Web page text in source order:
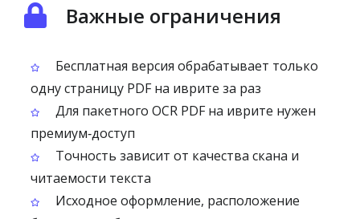
Важные ограничения
Бесплатная версия обрабатывает только
одну страницу PDF на иврите за раз
Для пакетного OCR PDF на иврите нужен
премиум‑доступ
Точность зависит от качества скана и
читаемости текста
Исходное оформление, расположение